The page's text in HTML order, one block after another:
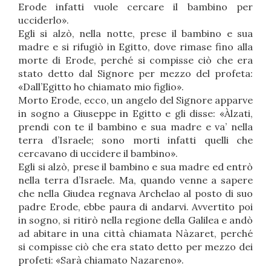
Erode infatti vuole cercare il bambino per
ucciderlo».
Egli si alzò, nella notte, prese il bambino e sua
madre e si rifugiò in Egitto, dove rimase fino alla
morte di Erode, perché si compisse ciò che era
stato detto dal Signore per mezzo del profeta:
«Dall’Egitto ho chiamato mio figlio».
Morto Erode, ecco, un angelo del Signore apparve
in sogno a Giuseppe in Egitto e gli disse: «Àlzati,
prendi con te il bambino e sua madre e va’ nella
terra d’Israele; sono morti infatti quelli che
cercavano di uccidere il bambino».
Egli si alzò, prese il bambino e sua madre ed entrò
nella terra d’Israele. Ma, quando venne a sapere
che nella Giudea regnava Archelao al posto di suo
padre Erode, ebbe paura di andarvi. Avvertito poi
in sogno, si ritirò nella regione della Galilea e andò
ad abitare in una città chiamata Nàzaret, perché
si compisse ciò che era stato detto per mezzo dei
profeti: «Sarà chiamato Nazareno».